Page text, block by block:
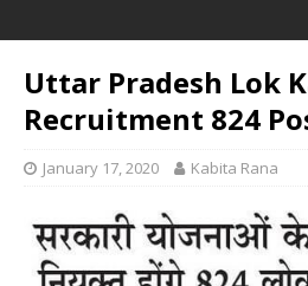
Uttar Pradesh Lok
Recruitment 824
January 17, 2020 Kabita Rana